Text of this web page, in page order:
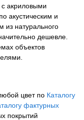
акриловыми
акустическим и
из натурального
дешевле.
объектов
цвет по Каталогу
фактурных
покрытий